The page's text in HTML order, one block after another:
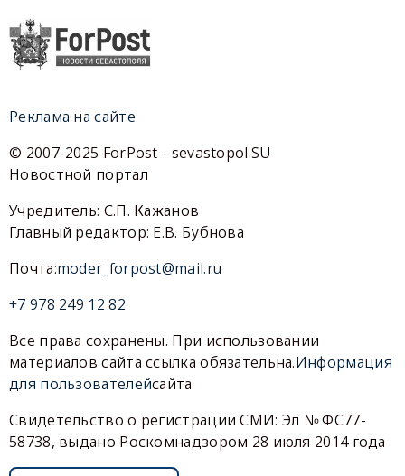
Реклама на сайте
© 2007-2025 ForPost - sevastopol.SU
Новостной портал
Учредитель: С.П. Кажанов
Главный редактор: Е.В. Бубнова
Почта:moder_forpost@mail.ru
+7 978 249 12 82
Все права сохранены. При использовании
материалов сайта ссылка обязательна.Информация
для пользователейсайта
Свидетельство о регистрации СМИ: Эл № ФС77-
58738, выдано Роскомнадзором 28 июля 2014 года